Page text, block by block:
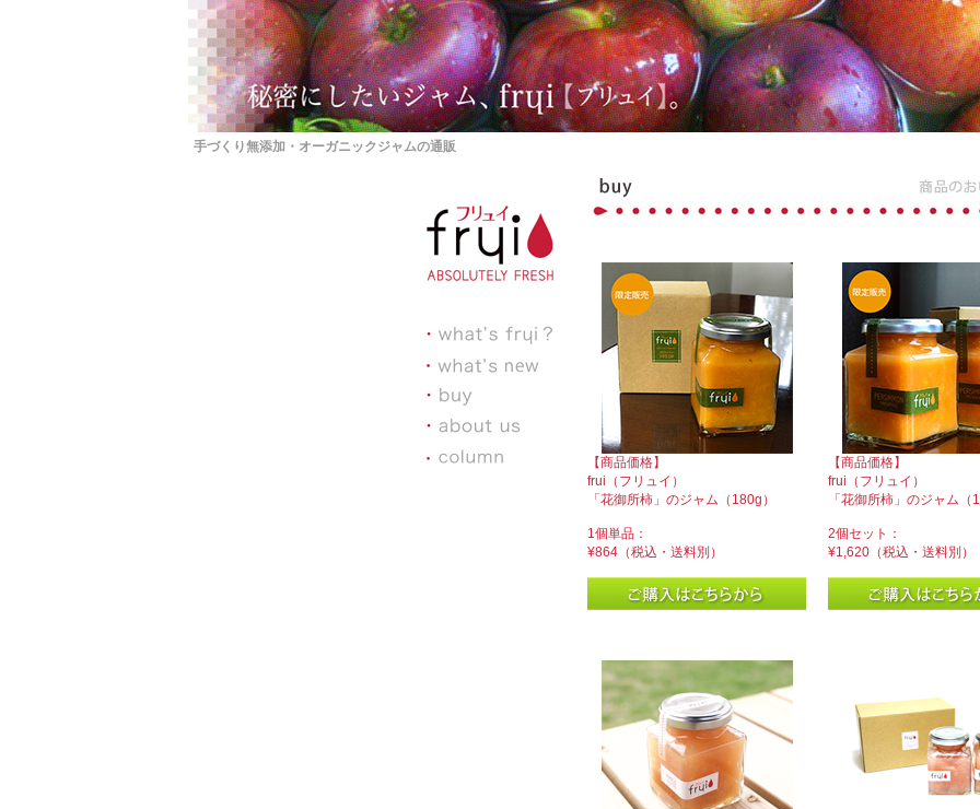
手づくり無添加・オーガニックジャムの通販
【商品価格】
frui（フリュイ）
「花御所柿」のジャム（180g）
1個単品：
¥864（税込・送料別）
【商品価格】
frui（フリュイ）
「花御所柿」のジャム（
2個セット：
¥1,620（税込・送料別）